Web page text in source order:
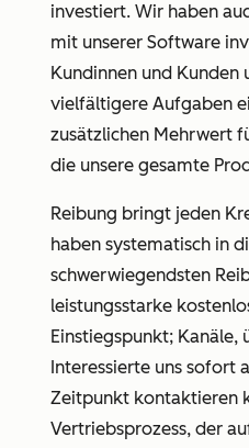
investiert. Wir haben
mit unserer Software
Kundinnen und Kunden
vielfältigere Aufgaben
zusätzlichen Mehrwert
die unsere gesamte
Reibung bringt jeden
haben systematisch in
schwerwiegendsten
leistungsstarke
Einstiegspunkt; Kanäle,
Interessierte uns sofort
Zeitpunkt kontaktieren
Vertriebsprozess, der